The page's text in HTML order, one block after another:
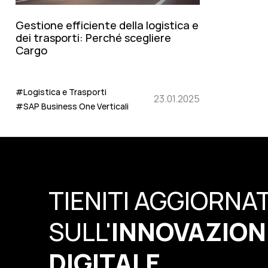
Gestione efficiente della logistica e
dei trasporti: Perché scegliere
Cargo
#Logistica e Trasporti
#SAP Business One Verticali
23.01.2025
TIENITI
SULL'